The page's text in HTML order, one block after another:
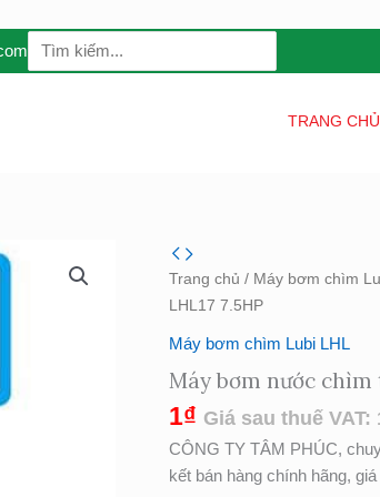
Search
for:
TRANG CHỦ
Trang chủ / Máy bơm chìm
LHL17 7.5HP
Máy bơm chìm Lubi LHL
Máy bơm nước chìm
1₫ Giá sau thuế VAT:
CÔNG TY TÂM PHÚC,
kết bán hàng chính hãng,
Máy
bơm
nước
trục
ngang
Lubi
Model
LHL17